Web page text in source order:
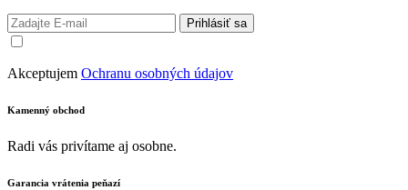
Prihlásiť sa
Akceptujem Ochranu osobných údajov
Kamenný obchod
Radi vás privítame aj osobne.
Garancia vrátenia peňazí